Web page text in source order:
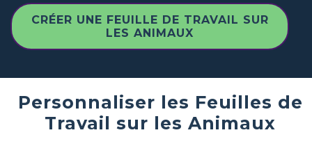
CRÉER UNE FEUILLE DE TRAVAIL SUR
LES ANIMAUX
Personnaliser les Feuilles de
Travail sur les Animaux